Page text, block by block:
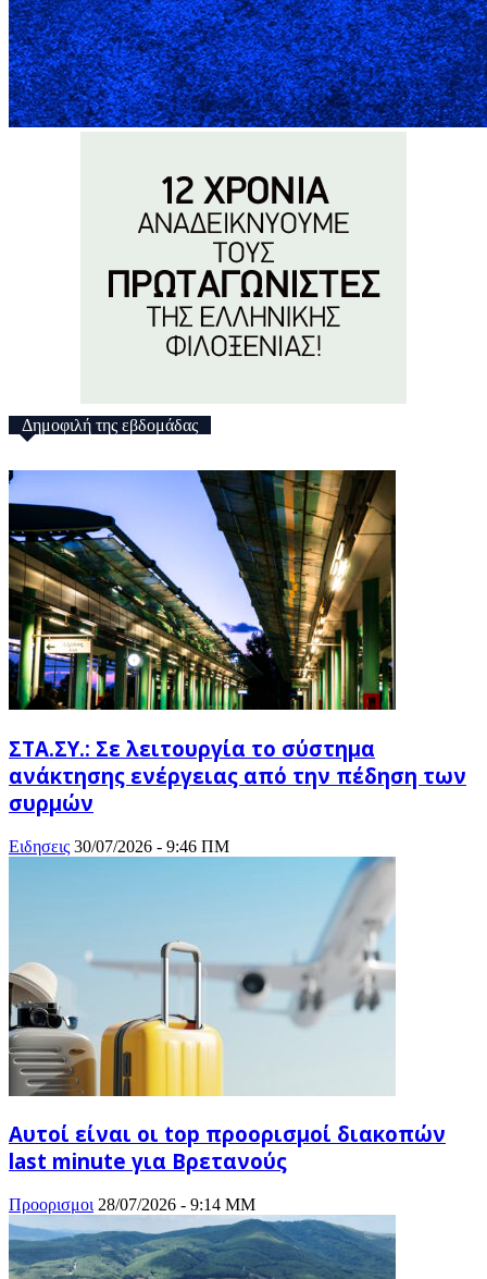
Δημοφιλή της εβδομάδας
ΣΤΑ.ΣΥ.: Σε λειτουργία το σύστημα
ανάκτησης ενέργειας από την πέδηση των
συρμών
Ειδησεις 30/07/2026 - 9:46 ΠΜ
Αυτοί είναι οι top προορισμοί διακοπών
last minute για Βρετανούς
Προορισμοι 28/07/2026 - 9:14 ΜΜ